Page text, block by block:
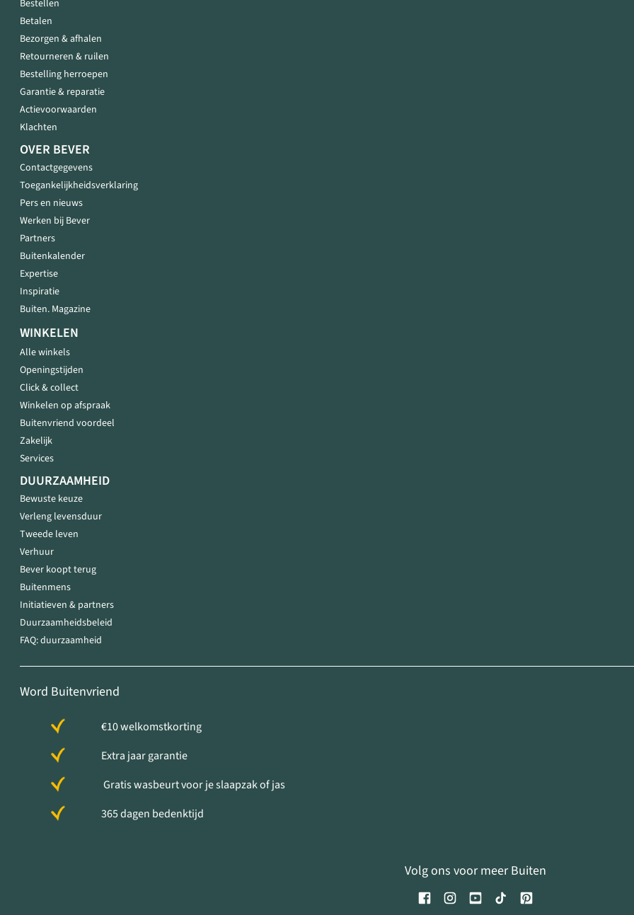
Bestellen
Betalen
Bezorgen & afhalen
Retourneren & ruilen
Bestelling herroepen
Garantie & reparatie
Actievoorwaarden
Klachten
OVER BEVER
Contactgegevens
Toegankelijkheidsverklaring
Pers en nieuws
Werken bij Bever
Partners
Buitenkalender
Expertise
Inspiratie
Buiten. Magazine
WINKELEN
Alle winkels
Openingstijden
Click & collect
Winkelen op afspraak
Buitenvriend voordeel
Zakelijk
Services
DUURZAAMHEID
Bewuste keuze
Verleng levensduur
Tweede leven
Verhuur
Bever koopt terug
Buitenmens
Initiatieven & partners
Duurzaamheidsbeleid
FAQ: duurzaamheid
Word Buitenvriend
€10 welkomstkorting
Extra jaar garantie
Gratis wasbeurt voor je slaapzak of jas
365 dagen bedenktijd
Volg ons voor meer Buiten